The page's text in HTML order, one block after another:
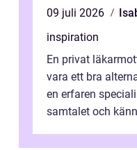
09 juli 2026
inspiration
En privat
vara ett bra
en erfaren
samtalet och